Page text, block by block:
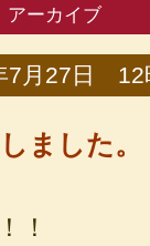
アーカイブ
7月27日 12
ました。
！